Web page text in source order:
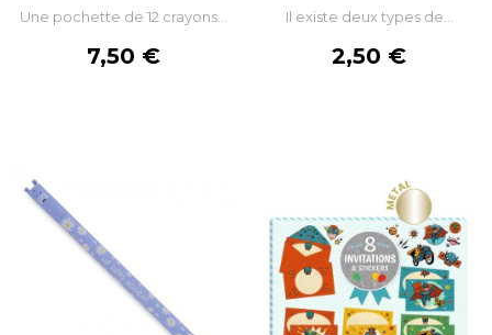
Une pochette de 12 crayons...
Prix
7,50 €
Il existe deux types de...
Prix
2,50 €